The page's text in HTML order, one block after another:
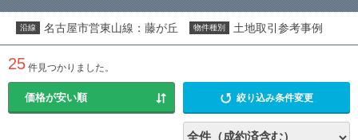
沿線 名古屋市営東山線：藤が丘 物件種別 土地取引参考事例
25 件見つかりました。
絞り込み条件変更